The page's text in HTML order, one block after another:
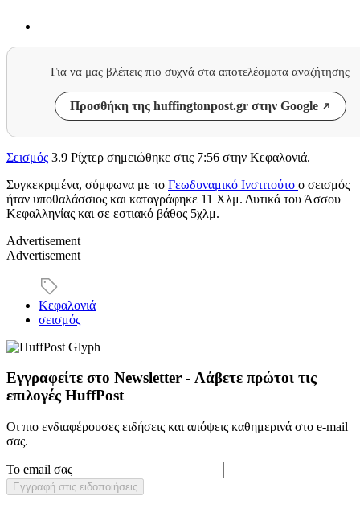
Για να μας βλέπεις πιο συχνά στα αποτελέσματα αναζήτησης
Προσθήκη της huffingtonpost.gr στην Google
Σεισμός 3.9 Ρίχτερ σημειώθηκε στις 7:56 στην Κεφαλονιά.
Συγκεκριμένα, σύμφωνα με το Γεωδυναμικό Ινστιτούτο ο σεισμός
ήταν υποθαλάσσιος και καταγράφηκε 11 Χλμ. Δυτικά του Άσσου
Κεφαλληνίας και σε εστιακό βάθος 5χλμ.
Advertisement
Advertisement
Κεφαλονιά
σεισμός
Εγγραφείτε στο Newsletter - Λάβετε πρώτοι τις
επιλογές HuffPost
Οι πιο ενδιαφέρουσες ειδήσεις και απόψεις καθημερινά στο e-mail
σας.
Το email σας
Εγγραφή στις ειδοποιήσεις